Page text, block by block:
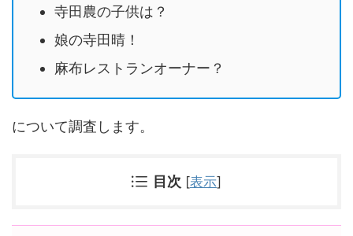
寺田農の子供は？
娘の寺田晴！
麻布レストランオーナー？
について調査します。
目次 [表示]